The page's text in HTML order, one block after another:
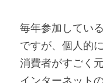
毎年参加してい
ですが、個人的
消費者がすごく
インターネット